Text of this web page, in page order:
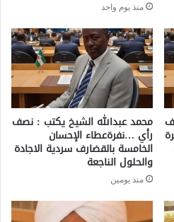
منذ يوم واحد
محمد عبدالله الشيخ يكتب : نصف
رأي …نفرةعطاء الإحسان
الخامسة بالقضارف سردية الاجادة
والحلول الناجعة
منذ يومين